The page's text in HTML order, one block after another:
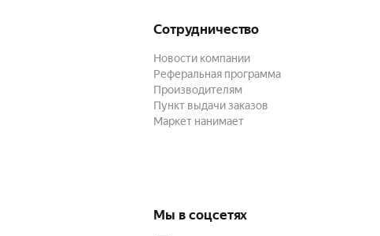
Сотрудничество
Новости компании
Реферальная программа
Производителям
Пункт выдачи заказов
Маркет нанимает
Мы в соцсетях